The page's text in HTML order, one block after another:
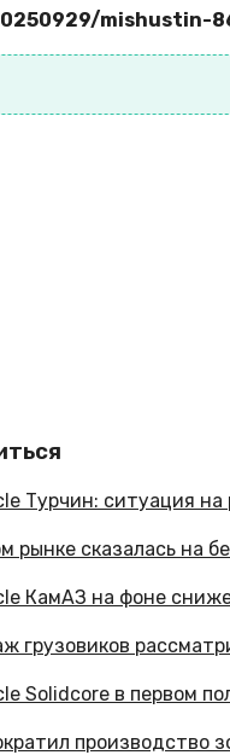
mishustin-
рынке сказалась на
грузовиков
производство